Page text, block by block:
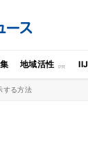
地域活性 IIJ
する方法